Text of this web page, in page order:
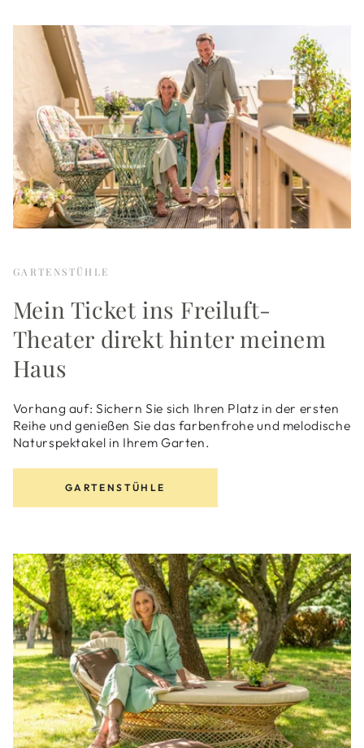
GARTENSTÜHLE
Mein Ticket ins Freiluft-
Theater direkt hinter meinem
Haus
Vorhang auf: Sichern Sie sich Ihren Platz in der ersten
Reihe und genießen Sie das farbenfrohe und melodische
Naturspektakel in Ihrem Garten.
GARTENSTÜHLE